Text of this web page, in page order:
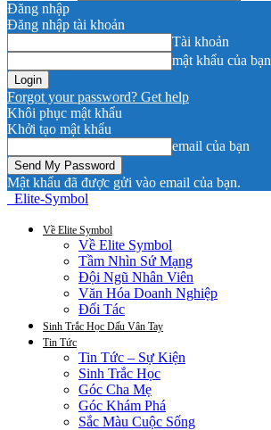
Đăng nhập
Đăng nhập tài khoản
Tài khoản
mật khẩu của bạn
Forgot your password? Get help
Khôi phục mật khẩu
Khởi tạo mật khẩu
email của bạn
Mật khẩu đã được gửi vào email của bạn.
Elite-Symbol
Về Elite Symbol
Về Elite Symbol
Tầm Nhìn Sứ Mạng
Đội Ngũ Nhân Viên
Văn Hóa Doanh Nghiệp
Đối Tác
Sinh Trắc Học Dấu Vân Tay
Tin Tức
Tin Tức – Sự Kiện
Sinh Trắc Học
Góc Cha Mẹ
Góc Khám Phá
Sắc Màu Cuộc Sống